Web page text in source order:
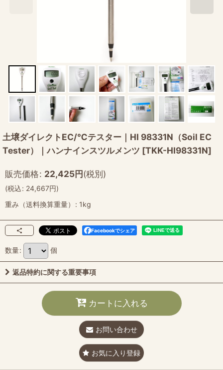
土壌ダイレクトEC/℃テスター｜HI 98331N（Soil EC
Tester）｜ハンナインスツルメンツ [TKK-HI98331N]
販売価格: 22,425円(税別)
(税込: 24,667円)
重み（送料換算重量）
: 1kg
Facebookでシェア
数量: 個
返品特約に関する重要事項
カートに入れる
お問い合わせ
お気に入り登録